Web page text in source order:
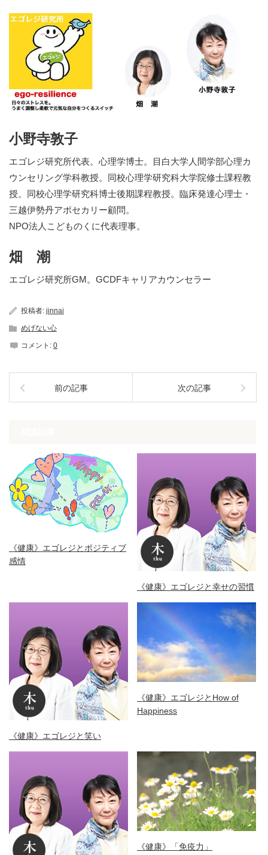
小野寺敦子
エゴレジ研究所代表。心理学博士。目白大学人間学部心理カ
ウンセリング学科教授。同校心理学研究科大学院修士課程教
授。同校心理学研究科博士後期課程教授。臨床発達心理士・
三越伊勢丹アポセカリー顧問。
NPO法人こどものくに代表理事。
畑 潮
エゴレジ研究所GM。GCDFキャリアカウンセラー
投稿者: jinnai
めげない心
コメント: 0
前の記事 次の記事
《健康》エゴレジとポジティブ
感情
《健康》エゴレジと幸せの習慣
《健康》エゴレジと笑い
《健康》エゴレジとHow of
Happiness
《健康》「免疫力」